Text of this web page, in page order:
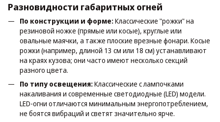
Разновидности габаритных огней
По конструкции и форме:Классические "рожки" на
резиновой ножке (прямые или косые), круглые или
овальные маячки, а также плоские врезные фонари. Косые
рожки (например, длиной 13 см или 18 см) устанавливают
на краях кузова; они часто имеют несколько секций
разного цвета.
По типу освещения:Классические с лампочками
накаливания и современные светодиодные (LED) модели.
LED-огни отличаются минимальным энергопотреблением,
не боятся вибраций и светят значительно ярче.